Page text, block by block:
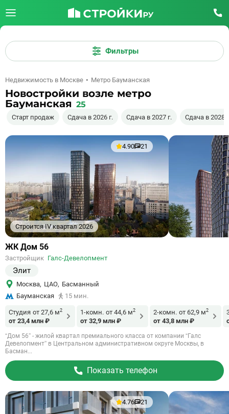
Фильтры
Недвижимость в Москве Метро Бауманская
Новостройки возле метро
Бауманская 25
Старт продаж Сдача в 2026 г. Сдача в 2027 г. Сдача в 2028
Строится IV квартал 2026
4.90 21
Ссылка
объект
ЖК Дом 56
Застройщик Галс-Девелопмент
Элит
Москва, ЦАО, Басманный
Бауманская
15 мин.
Студия от 27,6 м2
от 23,4 млн ₽
1-комн. от 44,6 м2
от 32,9 млн ₽
2-комн. от 62,9 м2
от 43,8 млн ₽
“Дом 56” - жилой квартал премиального класса от компании “Галс
Девелопмент” в Центральном административном округе Москвы, в
Басман...
Показать телефон
4.76 21